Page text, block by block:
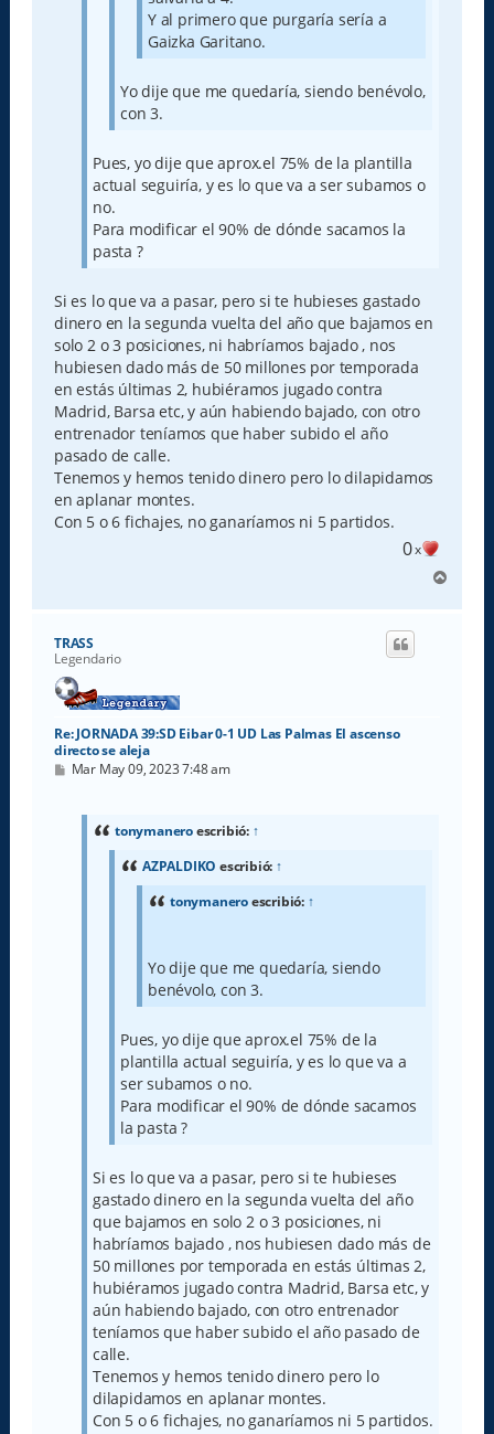
Y al primero que purgaría sería a
Gaizka Garitano.
Yo dije que me quedaría, siendo benévolo,
con 3.
Pues, yo dije que aprox.el 75% de la plantilla
actual seguiría, y es lo que va a ser subamos o
no.
Para modificar el 90% de dónde sacamos la
pasta ?
Si es lo que va a pasar, pero si te hubieses gastado
dinero en la segunda vuelta del año que bajamos en
solo 2 o 3 posiciones, ni habríamos bajado , nos
hubiesen dado más de 50 millones por temporada
en estás últimas 2, hubiéramos jugado contra
Madrid, Barsa etc, y aún habiendo bajado, con otro
entrenador teníamos que haber subido el año
pasado de calle.
Tenemos y hemos tenido dinero pero lo dilapidamos
en aplanar montes.
Con 5 o 6 fichajes, no ganaríamos ni 5 partidos.
0x
r
TRASS
Legendario
Re: JORNADA 39:SD Eibar 0-1 UD Las Palmas El ascenso
directo se aleja
M
Mar May 09, 2023 7:48 am
tonymaneroescribió: ↑
AZPALDIKO escribió: ↑
tonymaneroescribió: ↑
Yo dije que me quedaría, siendo
benévolo, con 3.
Pues, yo dije que aprox.el 75% de la
plantilla actual seguiría, y es lo que va a
ser subamos o no.
Para modificar el 90% de dónde sacamos
la pasta ?
Si es lo que va a pasar, pero si te hubieses
gastado dinero en la segunda vuelta del año
que bajamos en solo 2 o 3 posiciones, ni
habríamos bajado , nos hubiesen dado más de
50 millones por temporada en estás últimas 2,
hubiéramos jugado contra Madrid, Barsa etc, y
aún habiendo bajado, con otro entrenador
teníamos que haber subido el año pasado de
calle.
Tenemos y hemos tenido dinero pero lo
dilapidamos en aplanar montes.
Con 5 o 6 fichajes, no ganaríamos ni 5 partidos.